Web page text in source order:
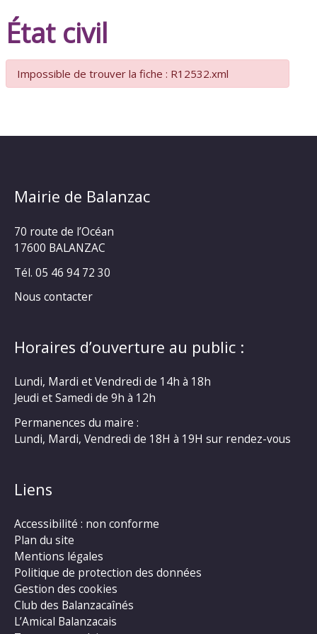
État civil
Impossible de trouver la fiche : R12532.xml
Mairie de Balanzac
70 route de l’Océan
17600 BALANZAC
Tél. 05 46 94 72 30
Nous contacter
Horaires d’ouverture au public :
Lundi, Mardi et Vendredi de 14h à 18h
Jeudi et Samedi de 9h à 12h
Permanences du maire :
Lundi, Mardi, Vendredi de 18H à 19H sur rendez-vous
Liens
Accessibilité : non conforme
Plan du site
Mentions légales
Politique de protection des données
Gestion des cookies
Club des Balanzacaînés
L’Amical Balanzacais